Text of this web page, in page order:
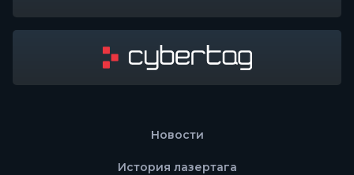
Новости
История лазертага